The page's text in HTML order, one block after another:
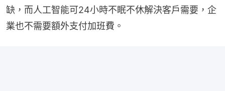
缺，而人工智能可24小時不眠不休解決客戶需要，企
業也不需要額外支付加班費。